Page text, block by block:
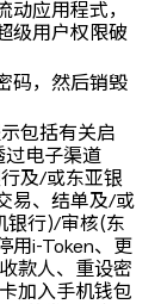
动应用程式，
级用户权限破
码，然后销毁
包括有关启
过电子渠道
及/或东亚银
易、结单及/或
银行)/审核(东
用i-Token、更
款人、重设密
加入手机钱包